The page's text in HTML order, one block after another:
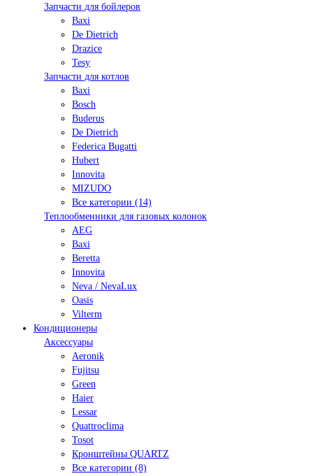
Запчасти для бойлеров
Baxi
De Dietrich
Drazice
Tesy
Запчасти для котлов
Baxi
Bosch
Buderus
De Dietrich
Federica Bugatti
Hubert
Innovita
MIZUDO
Все категории (14)
Теплообменники для газовых колонок
AEG
Baxi
Beretta
Innovita
Neva / NevaLux
Oasis
Vilterm
Кондиционеры
Аксессуары
Aeronik
Fujitsu
Green
Haier
Lessar
Quattroclima
Tosot
Кронштейны QUARTZ
Все категории (8)